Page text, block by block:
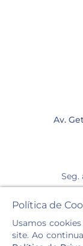
Av.
Seg.
Política de
Usamos
site. Ao